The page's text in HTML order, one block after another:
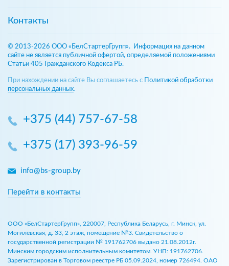
Контакты
© 2013-2026 ООО «БелСтартерГрупп». Информация на данном
сайте не является публичной офертой, определяемой положениями
Статьи 405 Гражданского Кодекса РБ.
При нахождении на сайте Вы соглашаетесь с
Политикой обработки
персональных данных.
+375 (44) 757-67-58
+375 (17) 393-96-59
info@bs-group.by
Перейти в контакты
ООО «БелСтартерГрупп», 220007, Республика Беларусь, г. Минск, ул.
Могилёвская, д. 33, 2 этаж, помещение №3. Свидетельство о
государственной регистрации № 191762706 выдано 21.08.2012г.
Минским городским исполнительным комитетом. УНП: 191762706.
Зарегистрирован в Торговом реестре РБ 05.09.2024, номер 726494. ОАО